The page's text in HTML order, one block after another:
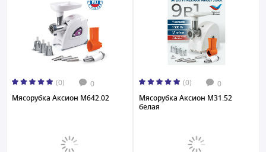
(0) 0
Мясорубка Аксион М642.02
(0) 0
Мясорубка Аксион М31.52
белая